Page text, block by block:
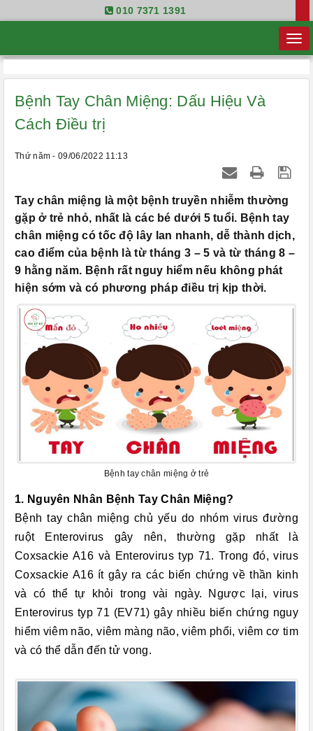
010 7371 1391
Bệnh Tay Chân Miệng: Dấu Hiệu Và
Cách Điều trị
Thứ năm - 09/06/2022 11:13
Tay chân miệng là một bệnh truyền nhiễm thường
gặp ở trẻ nhỏ, nhất là các bé dưới 5 tuổi. Bệnh tay
chân miệng có tốc độ lây lan nhanh, dễ thành dịch,
cao điểm của bệnh là từ tháng 3 – 5 và từ tháng 8 –
9 hằng năm. Bệnh rất nguy hiểm nếu không phát
hiện sớm và có phương pháp điều trị kịp thời.
Bệnh tay chân miệng ở trẻ
1. Nguyên Nhân Bệnh Tay Chân Miệng?
Bệnh tay chân miệng chủ yếu do nhóm virus đường
ruột Enterovirus gây nên, thường gặp nhất là
Coxsackie A16 và Enterovirus typ 71. Trong đó, virus
Coxsackie A16 ít gây ra các biến chứng về thần kinh
và có thể tự khỏi trong vài ngày. Ngược lại, virus
Enterovirus typ 71 (EV71) gây nhiều biến chứng nguy
hiểm viêm não, viêm màng não, viêm phổi, viêm cơ tim
và có thể dẫn đến tử vong.